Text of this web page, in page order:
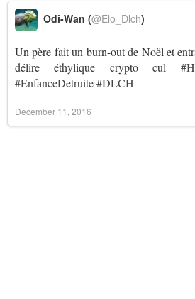
Un père fait un burn-out de Noël et
délire éthylique crypto cul
#EnfanceDetruite#DLCH
Odi-Wan (@Elo_Dlch)
December 11, 2016